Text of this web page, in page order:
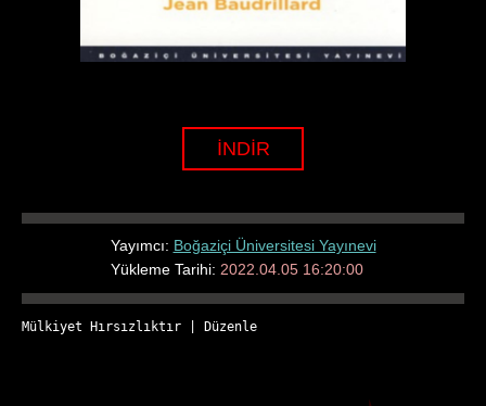
İNDİR
Yayımcı: Boğaziçi Üniversitesi Yayınevi
Yükleme Tarihi: 2022.04.05 16:20:00
Mülkiyet Hırsızlıktır Düzenle